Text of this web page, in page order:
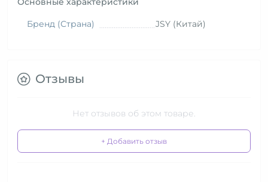
Бренд (Страна) JSY (Китай)
Отзывы
Нет отзывов об этом товаре.
+ Добавить отзыв